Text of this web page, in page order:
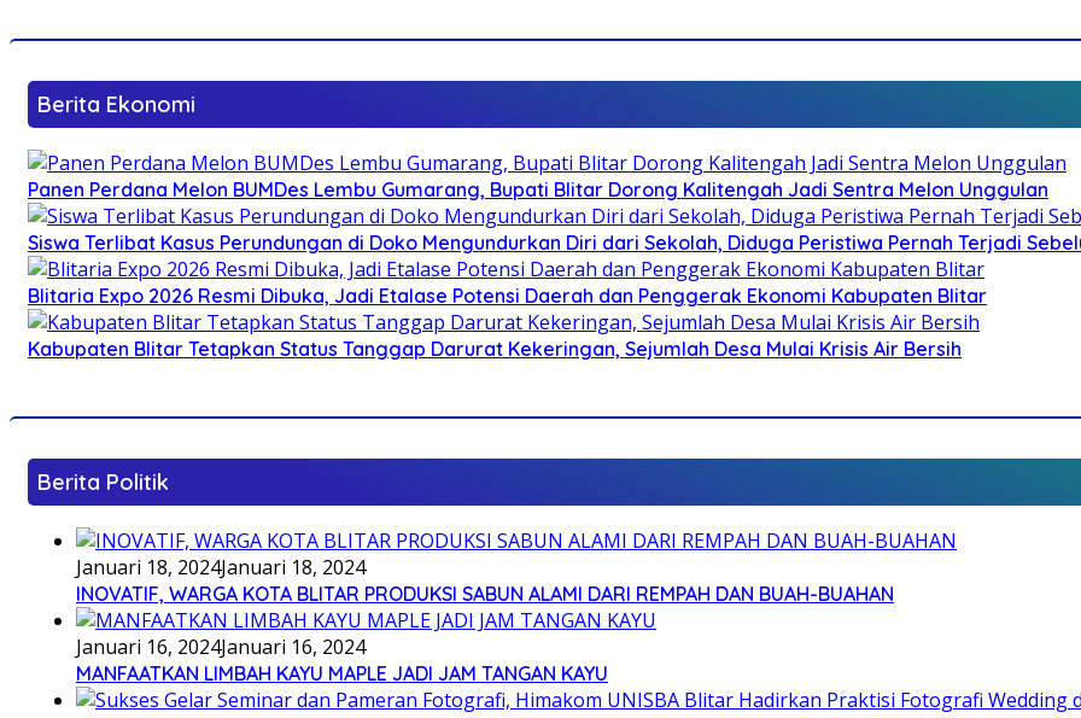
Berita Ekonomi
Panen Perdana Melon BUMDes Lembu Gumarang, Bupati Blitar Dorong Kalitengah Jadi Sentra Melon Unggulan
Siswa Terlibat Kasus Perundungan di Doko Mengundurkan Diri dari Sekolah, Diduga Peristiwa Pernah Terjadi
Blitaria Expo 2026 Resmi Dibuka, Jadi Etalase Potensi Daerah dan Penggerak Ekonomi Kabupaten Blitar
Kabupaten Blitar Tetapkan Status Tanggap Darurat Kekeringan, Sejumlah Desa Mulai Krisis Air Bersih
Berita Politik
Januari 18, 2024Januari 18, 2024
INOVATIF, WARGA KOTA BLITAR PRODUKSI SABUN ALAMI DARI REMPAH DAN BUAH-BUAHAN
Januari 16, 2024Januari 16, 2024
MANFAATKAN LIMBAH KAYU MAPLE JADI JAM TANGAN KAYU